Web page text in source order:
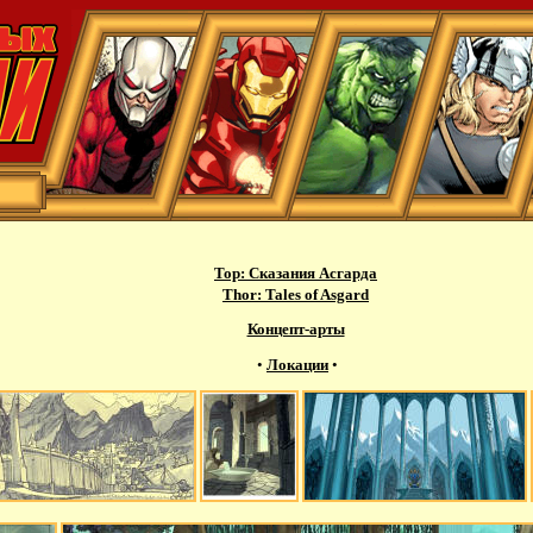
Тор: Сказания Асгарда
Thor: Tales of Asgard
Концепт-арты
• Локации •